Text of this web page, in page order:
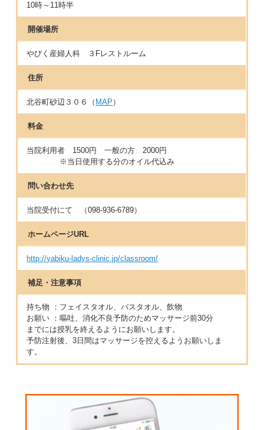
10時～11時半
開催場所
やびく産婦人科 ３Fレストルーム
住所
北谷町砂辺３０６（ MAP ）
料金
当院利用者 1500円 一般の方 2000円
※当日使用する分のオイル代込み
問い合わせ先
当院受付にて （098-936-6789）
ホームページURL
http://yabiku-ladys-clinic.jp/classroom/
補足・注意事項
持ち物 ：フェイスタオル、バスタオル、飲物
お願い ：嘔吐、消化不良予防のためマッサージ前30分
までには授乳を終えるようにお願いします。
予防注射後、3日間はマッサージを控えるようお願いしま
す。